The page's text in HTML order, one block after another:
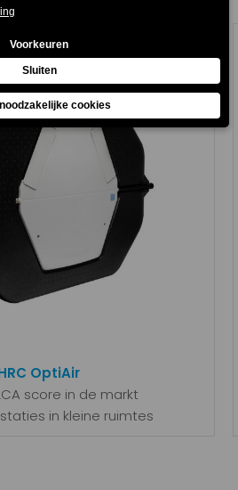
OptiAir
score in de markt
in kleine ruimtes